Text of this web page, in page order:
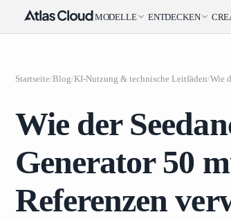
MODELLE ENTDECKEN
Startseite/Blog/KI-Nutzung & technische Leitfäden/
Wie der
Generator 50
Referenzen